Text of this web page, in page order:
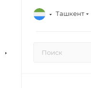
Ташкент